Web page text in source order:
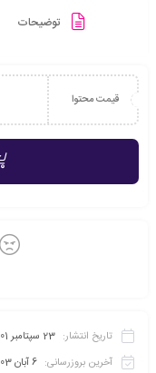
توضیحات
قیمت محتوا
تاریخ انتشار: 23 سپتامبر 1401
آخرین بروزرسانی: 6 آبان 1403